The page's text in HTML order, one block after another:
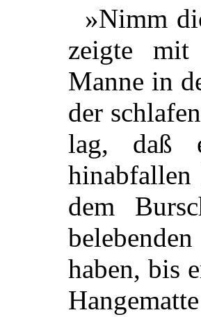
»Nimm
zeigte mit
Manne in
der
lag, daß
dem
haben, bis